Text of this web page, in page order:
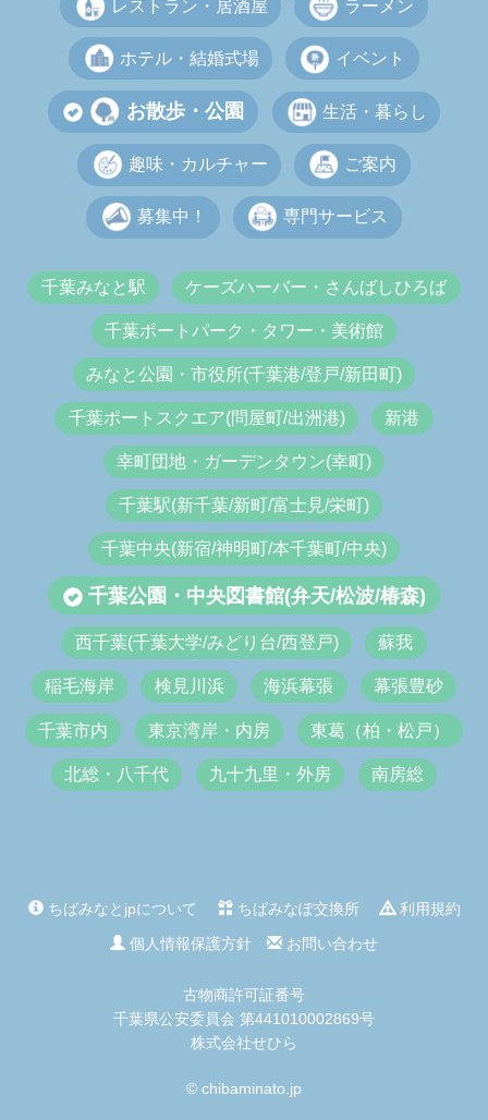
レストラン・居酒屋 ラーメン
ホテル・結婚式場 イベント
お散歩・公園 生活・暮らし
趣味・カルチャー ご案内
募集中！ 専門サービス
千葉みなと駅 ケーズハーバー・さんばしひろば
千葉ポートパーク・タワー・美術館
みなと公園・市役所(千葉港/登戸/新田町)
千葉ポートスクエア(問屋町/出洲港) 新港
幸町団地・ガーデンタウン(幸町)
千葉駅(新千葉/新町/富士見/栄町)
千葉中央(新宿/神明町/本千葉町/中央)
千葉公園・中央図書館(弁天/松波/椿森)
西千葉(千葉大学/みどり台/西登戸) 蘇我
稲毛海岸 検見川浜 海浜幕張 幕張豊砂
千葉市内 東京湾岸・内房 東葛（柏・松戸）
北総・八千代 九十九里・外房 南房総
ちばみなとjpについて ちばみなぽ交換所
利用規約
個人情報保護方針
お問い合わせ
古物商許可証番号
千葉県公安委員会 第441010002869号
株式会社せひら
© chibaminato.jp